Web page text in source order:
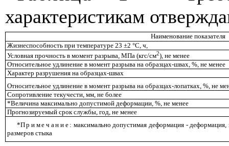
характеристикам
Наименование показателя
Жизнеспособность при температуре 23 ±2 °С, ч,
Условная прочность в момент разрыва, МПа (кгс/см2), не менее
Относительное удлинение в момент разрыва на образцах-швах, %, не менее
Характер разрушения на образцах-швах
Относительное удлинение в момент разрыва на образцах-лопатках, %, не
Сопротивление текучести, мм, не более
*Величина максимально допустимой деформации, %, не менее
Прогнозируемый срок службы, год, не менее
*Примечание : максимально допустимая деформация -
размеров стыка